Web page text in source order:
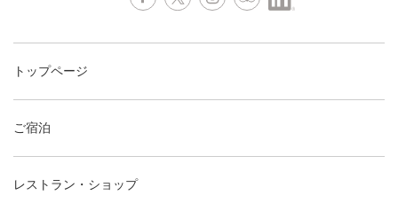
トップページ
ご宿泊
レストラン・ショップ